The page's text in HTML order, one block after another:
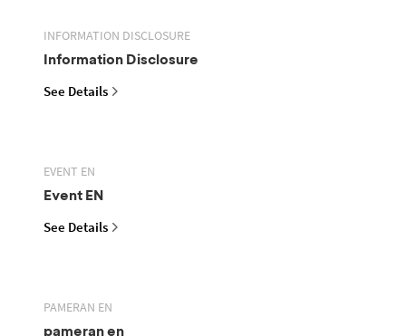
INFORMATION DISCLOSURE
Information Disclosure
See Details
EVENT EN
Event EN
See Details
PAMERAN EN
pameran en